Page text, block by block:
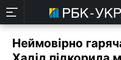
Неймовірно